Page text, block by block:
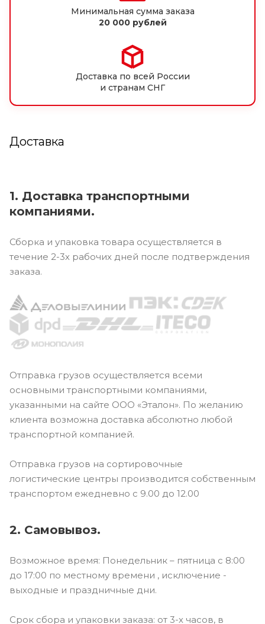
Минимальная сумма заказа
20 000 рублей
Доставка по всей России
и странам СНГ
Доставка
1. Доставка транспортными
компаниями.
Сборка и упаковка товара осуществляется в
течение 2-3х рабочих дней после подтверждения
заказа.
Отправка грузов осуществляется всеми
основными транспортными компаниями,
указанными на сайте ООО «Эталон». По желанию
клиента возможна доставка абсолютно любой
транспортной компанией.
Отправка грузов на сортировочные
логистические центры производится собственным
транспортом ежедневно с 9.00 до 12.00
2. Самовывоз.
Возможное время: Понедельник – пятница с 8:00
до 17:00 по местному времени , исключение -
выходные и праздничные дни.
Срок сбора и упаковки заказа: от 3-х часов, в